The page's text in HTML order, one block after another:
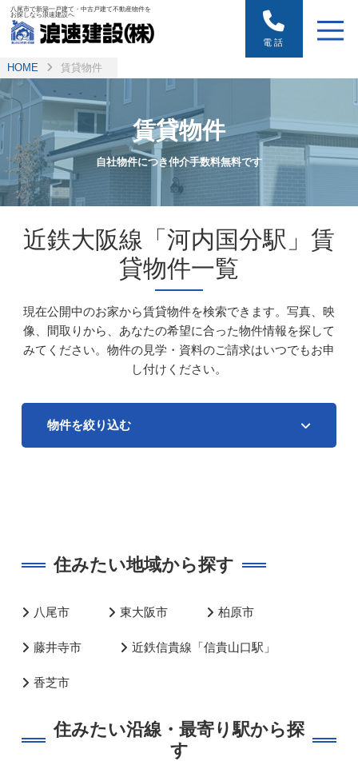
八尾市で新築一戸建て・中古戸建て不動産物件を
お探しなら浪速建設へ
電話
HOME 賃貸物件
賃貸物件
自社物件につき仲介手数料無料です
近鉄大阪線「河内国分駅」賃
貸物件一覧
現在公開中のお家から賃貸物件を検索できます。写真、映
像、間取りから、あなたの希望に合った物件情報を探して
みてください。 物件の見学・資料のご請求はいつでもお申
し付けください。
物件を絞り込む
住みたい地域から探す
八尾市 東大阪市 柏原市
藤井寺市 近鉄信貴線「信貴山口駅」
香芝市
住みたい沿線・最寄り駅から探
す